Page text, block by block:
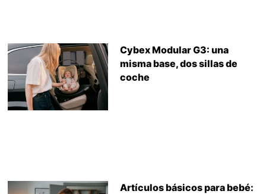
Cybex Modular G3: una
misma base, dos sillas de
coche
Artículos básicos para bebé: